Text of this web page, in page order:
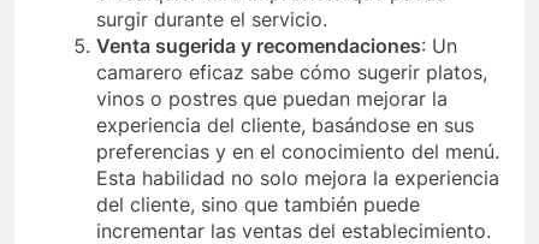
surgir durante el servicio.
Venta sugerida y recomendaciones: Un
camarero eficaz sabe cómo sugerir platos,
vinos o postres que puedan mejorar la
experiencia del cliente, basándose en sus
preferencias y en el conocimiento del menú.
Esta habilidad no solo mejora la experiencia
del cliente, sino que también puede
incrementar las ventas del establecimiento.